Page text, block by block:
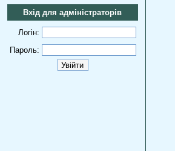
Вхід для адміністраторів
Логін:
Пароль: